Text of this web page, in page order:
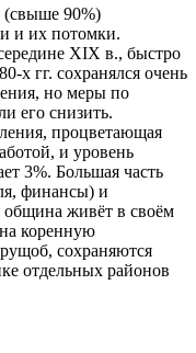
(свыше 90%)
и их потомки.
XIX в., быстро
х гг. сохранялся очень
но меры по
его снизить.
процветающая
и уровень
3%. Большая часть
финансы) и
живёт в своём
коренную
сохраняются
отдельных районов